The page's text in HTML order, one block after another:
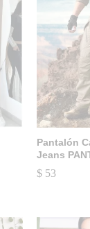
Pantalón
Jeans
$ 53